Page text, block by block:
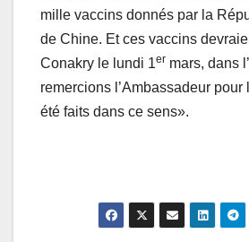
mille vaccins donnés par la
de Chine. Et ces vaccins
Conakry le lundi 1er mars, dans
remercions l’Ambassadeur pour
été faits dans ce sens».